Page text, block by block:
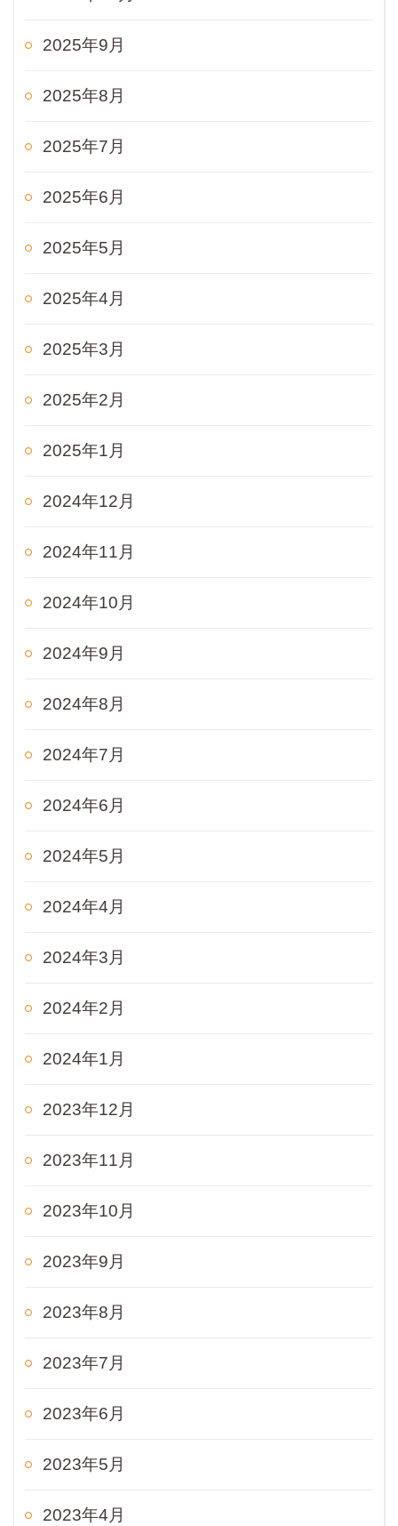
2025年9月
2025年8月
2025年7月
2025年6月
2025年5月
2025年4月
2025年3月
2025年2月
2025年1月
2024年12月
2024年11月
2024年10月
2024年9月
2024年8月
2024年7月
2024年6月
2024年5月
2024年4月
2024年3月
2024年2月
2024年1月
2023年12月
2023年11月
2023年10月
2023年9月
2023年8月
2023年7月
2023年6月
2023年5月
2023年4月